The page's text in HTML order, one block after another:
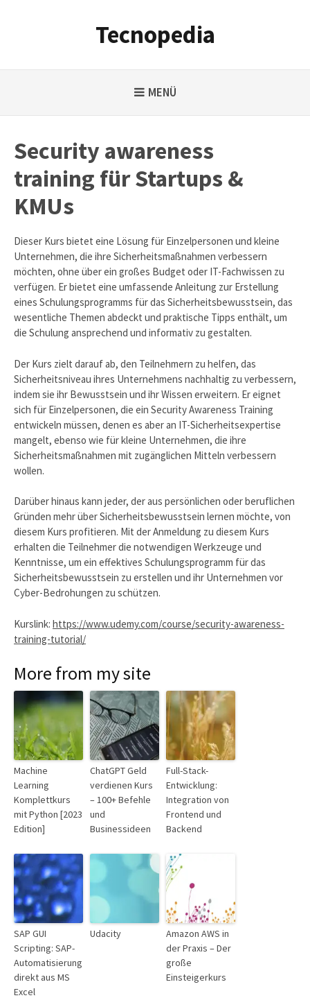
Tecnopedia
MENÜ
Security awareness
training für Startups &
KMUs
Dieser Kurs bietet eine Lösung für Einzelpersonen und kleine
Unternehmen, die ihre Sicherheitsmaßnahmen verbessern
möchten, ohne über ein großes Budget oder IT-Fachwissen zu
verfügen. Er bietet eine umfassende Anleitung zur Erstellung
eines Schulungsprogramms für das Sicherheitsbewusstsein, das
wesentliche Themen abdeckt und praktische Tipps enthält, um
die Schulung ansprechend und informativ zu gestalten.
Der Kurs zielt darauf ab, den Teilnehmern zu helfen, das
Sicherheitsniveau ihres Unternehmens nachhaltig zu verbessern,
indem sie ihr Bewusstsein und ihr Wissen erweitern. Er eignet
sich für Einzelpersonen, die ein Security Awareness Training
entwickeln müssen, denen es aber an IT-Sicherheitsexpertise
mangelt, ebenso wie für kleine Unternehmen, die ihre
Sicherheitsmaßnahmen mit zugänglichen Mitteln verbessern
wollen.
Darüber hinaus kann jeder, der aus persönlichen oder beruflichen
Gründen mehr über Sicherheitsbewusstsein lernen möchte, von
diesem Kurs profitieren. Mit der Anmeldung zu diesem Kurs
erhalten die Teilnehmer die notwendigen Werkzeuge und
Kenntnisse, um ein effektives Schulungsprogramm für das
Sicherheitsbewusstsein zu erstellen und ihr Unternehmen vor
Cyber-Bedrohungen zu schützen.
Kurslink: https://www.udemy.com/course/security-awareness-
training-tutorial/
More from my site
Machine
Learning
Komplettkurs
mit Python [2023
Edition]
ChatGPT Geld
verdienen Kurs
– 100+ Befehle
und
Businessideen
Full-Stack-
Entwicklung:
Integration von
Frontend und
Backend
SAP GUI
Scripting: SAP-
Automatisierung
direkt aus MS
Excel
Udacity
Amazon AWS in
der Praxis – Der
große
Einsteigerkurs